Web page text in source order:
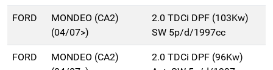
FORD
MONDEO (CA2)
(04/07>)
2.0 TDCi DPF (103Kw)
SW 5p/d/1997cc
FORD
MONDEO (CA2)
2.0 TDCi DPF (96Kw)